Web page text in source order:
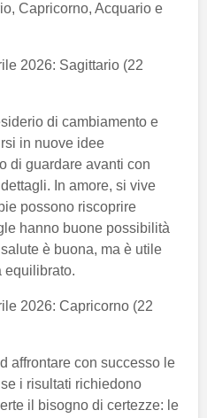
Capricorno, Acquario e
2026: Sagittario (22
di cambiamento e
in nuove idee
di guardare avanti con
In amore, si vive
possono riscoprire
hanno buone possibilità
è buona, ma è utile
equilibrato.
2026: Capricorno (22
affrontare con successo le
i risultati richiedono
il bisogno di certezze: le